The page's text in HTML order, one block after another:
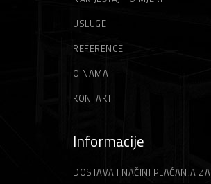
USLUGE
REFERENCE
O NAMA
KONTAKT
Informacije
DOSTAVA I NAČINI PLAĆANJA ZA